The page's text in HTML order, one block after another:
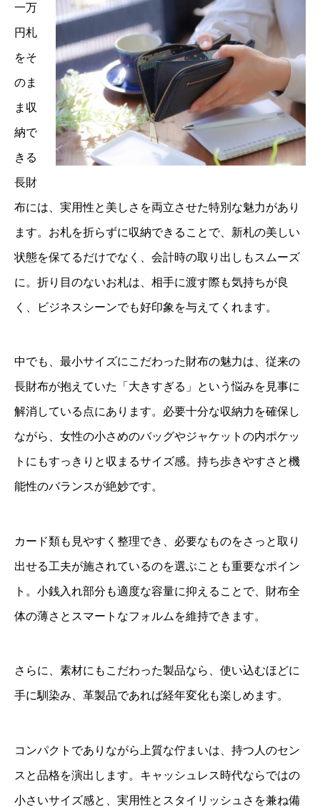
一万
円札
をそ
のま
ま収
納で
きる
長財
布には、実用性と美しさを両立させた特別な魅力があり
ます。お札を折らずに収納できることで、新札の美しい
状態を保てるだけでなく、会計時の取り出しもスムーズ
に。折り目のないお札は、相手に渡す際も気持ちが良
く、ビジネスシーンでも好印象を与えてくれます。
中でも、最小サイズにこだわった財布の魅力は、従来の
長財布が抱えていた「大きすぎる」という悩みを見事に
解消している点にあります。必要十分な収納力を確保し
ながら、女性の小さめのバッグやジャケットの内ポケッ
トにもすっきりと収まるサイズ感。持ち歩きやすさと機
能性のバランスが絶妙です。
カード類も見やすく整理でき、必要なものをさっと取り
出せる工夫が施されているのを選ぶことも重要なポイン
ト。小銭入れ部分も適度な容量に抑えることで、財布全
体の薄さとスマートなフォルムを維持できます。
さらに、素材にもこだわった製品なら、使い込むほどに
手に馴染み、革製品であれば経年変化も楽しめます。
コンパクトでありながら上質な佇まいは、持つ人のセン
スと品格を演出します。キャッシュレス時代ならではの
小さいサイズ感と、実用性とスタイリッシュさを兼ね備